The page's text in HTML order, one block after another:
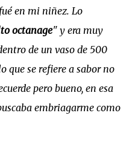
en mi niñez. Lo
octanage" y era muy
de un vaso de 500
que se refiere a sabor no
pero bueno, en esa
embriagarme como